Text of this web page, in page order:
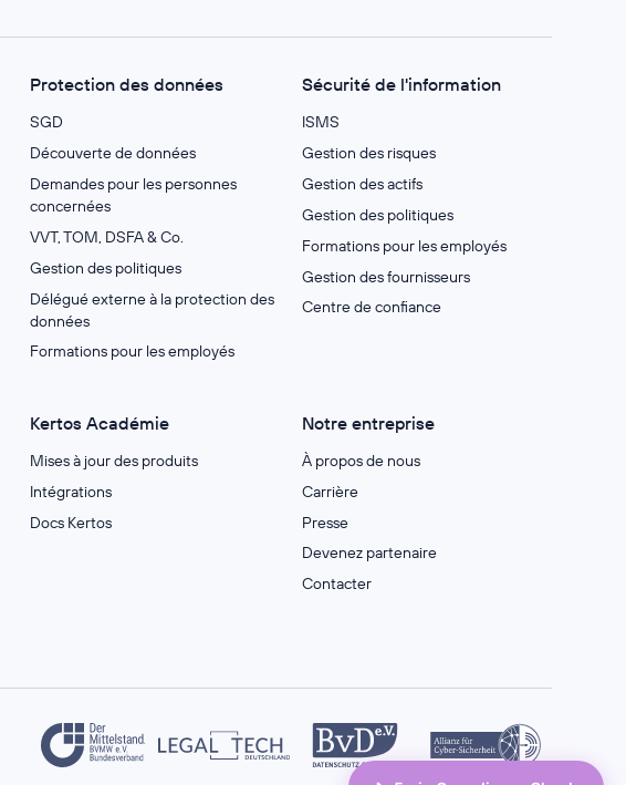
Protection des données
SGD
Découverte de données
Demandes pour les personnes
concernées
VVT, TOM, DSFA & Co.
Gestion des politiques
Délégué externe à la protection des
données
Formations pour les employés
Sécurité de l'information
ISMS
Gestion des risques
Gestion des actifs
Gestion des politiques
Formations pour les employés
Gestion des fournisseurs
Centre de confiance
Kertos Académie
Mises à jour des produits
Intégrations
Docs Kertos
Notre entreprise
À propos de nous
Carrière
Presse
Devenez partenaire
Contacter